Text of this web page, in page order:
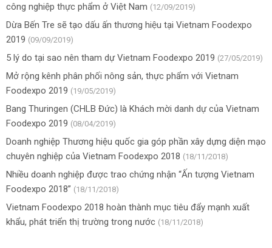
công nghiệp thực phẩm ở Việt Nam (12/09/2019)
Dừa Bến Tre sẽ tạo dấu ấn thương hiệu tại Vietnam Foodexpo
2019 (09/09/2019)
5 lý do tại sao nên tham dự Vietnam Foodexpo 2019 (27/05/2019)
Mở rộng kênh phân phối nông sản, thực phẩm với Vietnam
Foodexpo 2019 (19/05/2019)
Bang Thuringen (CHLB Đức) là Khách mời danh dự của Vietnam
Foodexpo 2019 (08/04/2019)
Doanh nghiệp Thương hiệu quốc gia góp phần xây dựng diện mạo
chuyên nghiệp của Vietnam Foodexpo 2018 (18/11/2018)
Nhiều doanh nghiệp được trao chứng nhận “Ấn tượng Vietnam
Foodexpo 2018” (18/11/2018)
Vietnam Foodexpo 2018 hoàn thành mục tiêu đẩy mạnh xuất
khẩu, phát triển thị trường trong nước (18/11/2018)